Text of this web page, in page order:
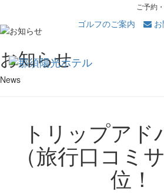
ご予約
ゴルフのご案内
お知らせ
News
トリップアド
（旅行口コミ
位！